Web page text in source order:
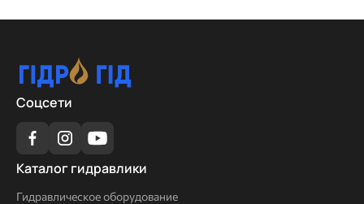
Соцсети
Каталог
Каталог гидравлики
Гидравлическое оборудование